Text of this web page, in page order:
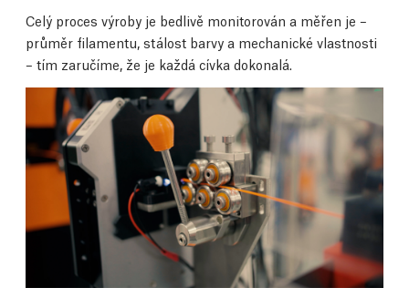
Celý proces výroby je bedlivě monitorován a měřen je –
průměr filamentu, stálost barvy a mechanické vlastnosti
– tím zaručíme, že je každá cívka dokonalá.